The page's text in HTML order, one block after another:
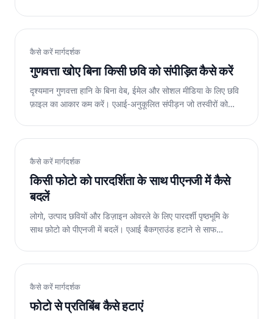
कैसे करें मार्गदर्शक
गुणवत्ता खोए बिना किसी छवि को संपीड़ित कैसे करें
दृश्यमान गुणवत्ता हानि के बिना वेब, ईमेल और सोशल मीडिया के लिए छवि
फ़ाइल का आकार कम करें। एआई-अनुकूलित संपीड़न जो तस्वीरों को
कैसे करें मार्गदर्शक
किसी फोटो को पारदर्शिता के साथ पीएनजी में कैसे
बदलें
लोगो, उत्पाद छवियों और डिज़ाइन ओवरले के लिए पारदर्शी पृष्ठभूमि के
साथ फ़ोटो को पीएनजी में बदलें। एआई बैकग्राउंड हटाने से साफ
कैसे करें मार्गदर्शक
फोटो से प्रतिबिंब कैसे हटाएं